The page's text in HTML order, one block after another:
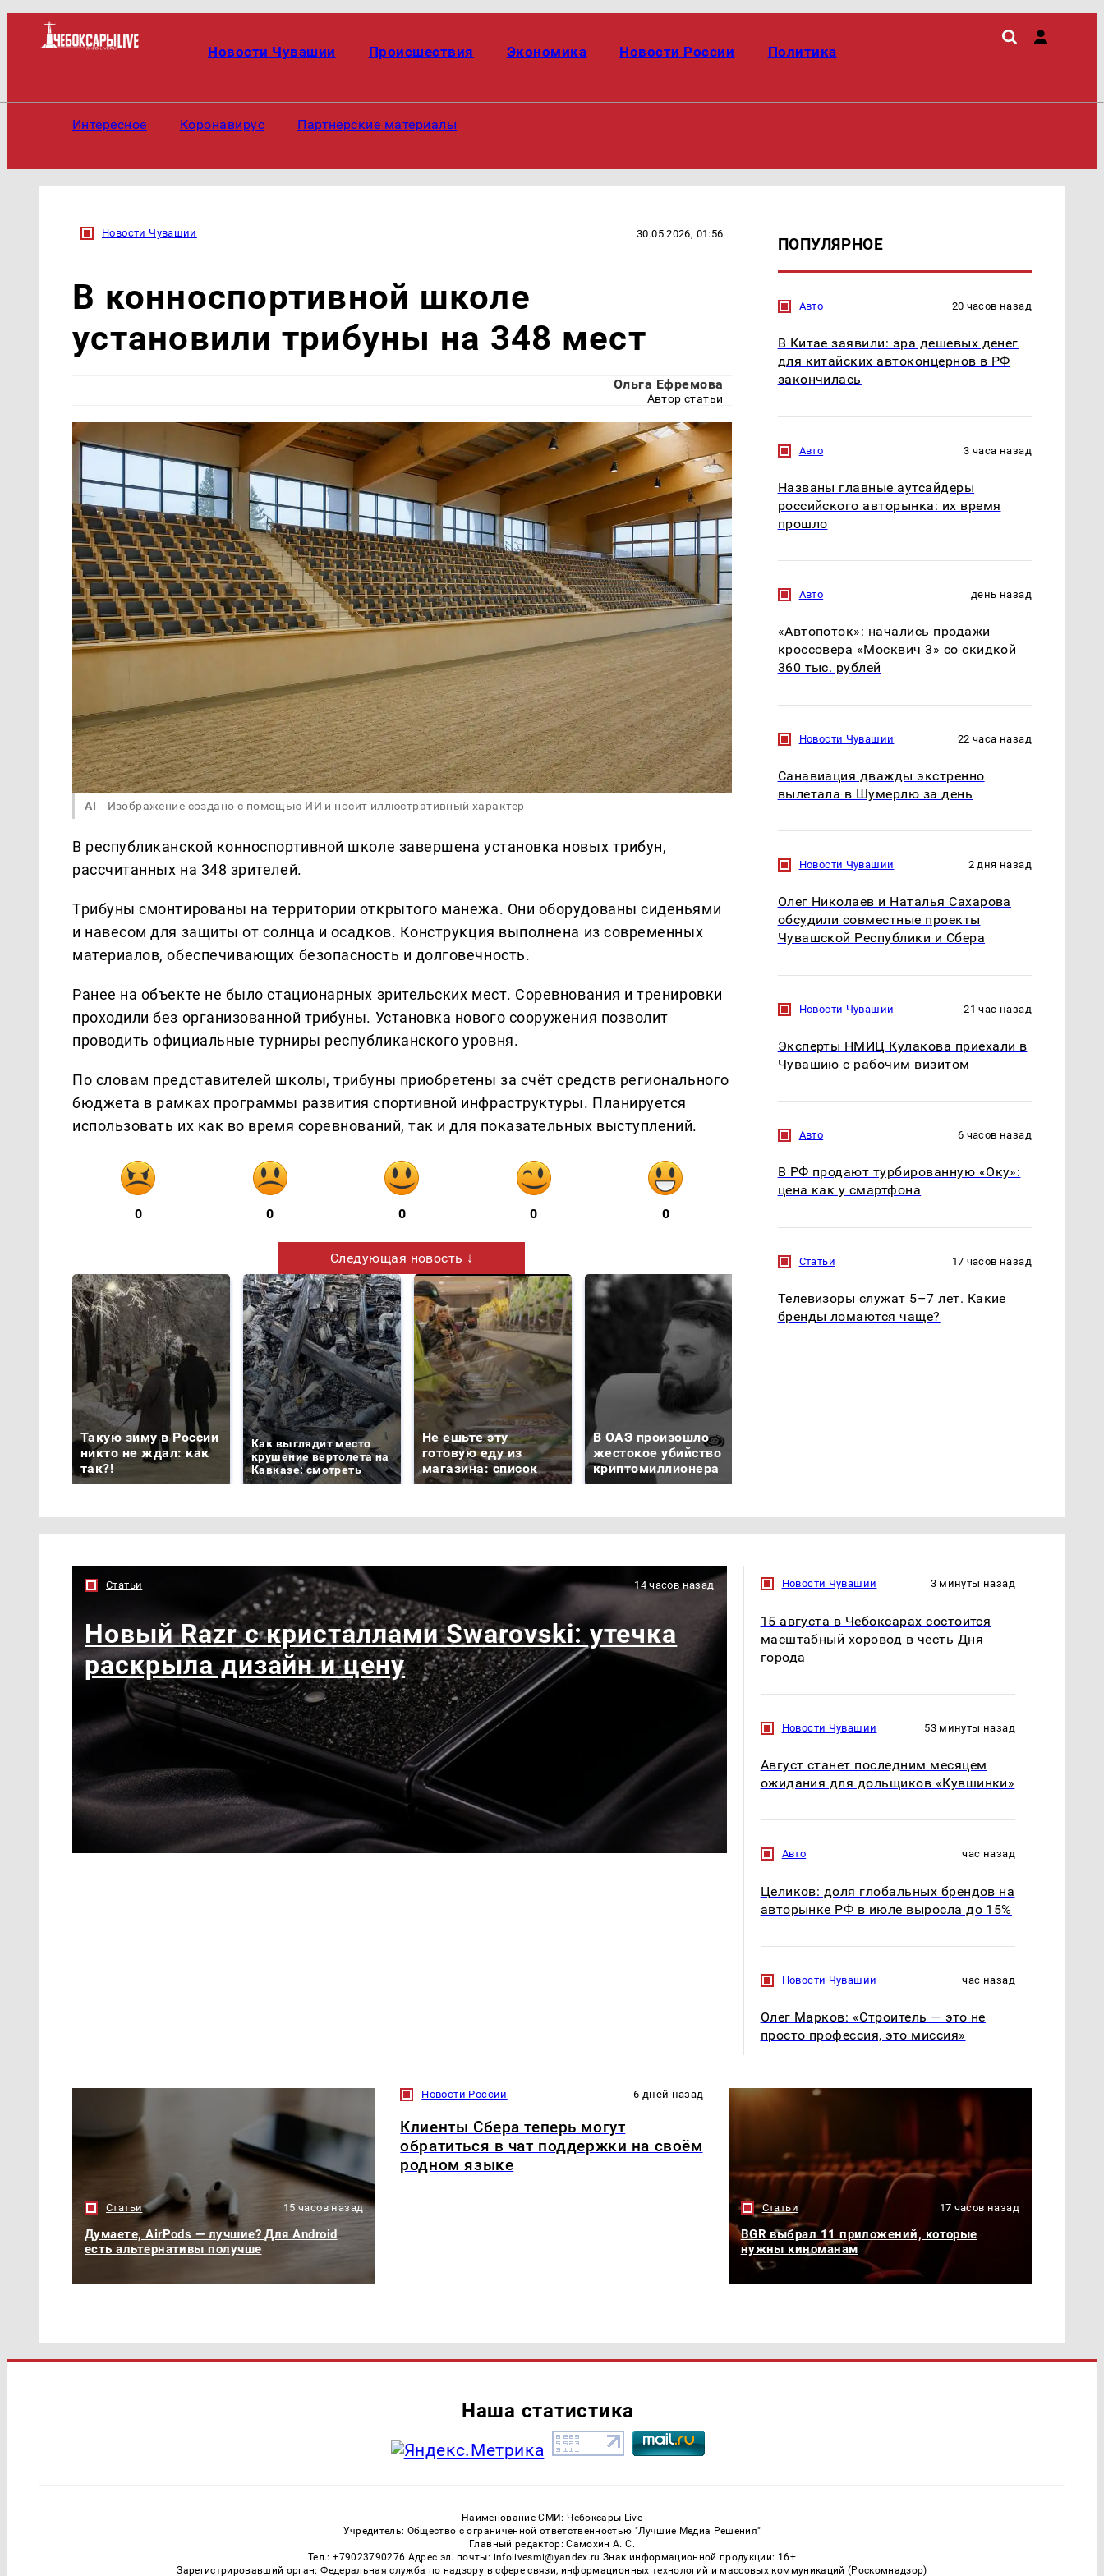
Новости Чувашии Происшествия Экономика Новости России Политика
Интересное Коронавирус Партнерские материалы
Новости Чувашии 30.05.2026, 01:56
В конноспортивной школе
установили трибуны на 348 мест
Ольга Ефремова
Автор статьи
AI Изображение создано с помощью ИИ и носит иллюстративный характер
В республиканской конноспортивной школе завершена установка новых трибун,
рассчитанных на 348 зрителей.
Трибуны смонтированы на территории открытого манежа. Они оборудованы сиденьями
и навесом для защиты от солнца и осадков. Конструкция выполнена из современных
материалов, обеспечивающих безопасность и долговечность.
Ранее на объекте не было стационарных зрительских мест. Соревнования и тренировки
проходили без организованной трибуны. Установка нового сооружения позволит
проводить официальные турниры республиканского уровня.
По словам представителей школы, трибуны приобретены за счёт средств регионального
бюджета в рамках программы развития спортивной инфраструктуры. Планируется
использовать их как во время соревнований, так и для показательных выступлений.
0 0 0 0 0
Следующая новость ↓
Такую зиму в России
никто не ждал: как
так?!
Как выглядит место
крушение вертолета на
Кавказе: смотреть
Не ешьте эту
готовую еду из
магазина: список
В ОАЭ произошло
жестокое убийство
криптомиллионера
ПОПУЛЯРНОЕ
Авто 20 часов назад
В Китае заявили: эра дешевых денег
для китайских автоконцернов в РФ
закончилась
Авто 3 часа назад
Названы главные аутсайдеры
российского авторынка: их время
прошло
Авто день назад
«Автопоток»: начались продажи
кроссовера «Москвич 3» со скидкой
360 тыс. рублей
Новости Чувашии 22 часа назад
Санавиация дважды экстренно
вылетала в Шумерлю за день
Новости Чувашии 2 дня назад
Олег Николаев и Наталья Сахарова
обсудили совместные проекты
Чувашской Республики и Сбера
Новости Чувашии 21 час назад
Эксперты НМИЦ Кулакова приехали в
Чувашию с рабочим визитом
Авто 6 часов назад
В РФ продают турбированную «Оку»:
цена как у смартфона
Статьи 17 часов назад
Телевизоры служат 5–7 лет. Какие
бренды ломаются чаще?
Статьи 14 часов назад
Новый Razr с кристаллами Swarovski: утечка
раскрыла дизайн и цену
Новости Чувашии 3 минуты назад
15 августа в Чебоксарах состоится
масштабный хоровод в честь Дня
города
Новости Чувашии 53 минуты назад
Август станет последним месяцем
ожидания для дольщиков «Кувшинки»
Авто час назад
Целиков: доля глобальных брендов на
авторынке РФ в июле выросла до 15%
Новости Чувашии час назад
Олег Марков: «Строитель — это не
просто профессия, это миссия»
Статьи 15 часов назад
Думаете, AirPods — лучшие? Для Android
есть альтернативы получше
Новости России 6 дней назад
Клиенты Сбера теперь могут
обратиться в чат поддержки на своём
родном языке
Статьи 17 часов назад
BGR выбрал 11 приложений, которые
нужны киноманам
Наша статистика
Наименование СМИ: Чебоксары Live
Учредитель: Общество с ограниченной ответственностью "Лучшие Медиа Решения"
Главный редактор: Самохин А. С.
Тел.: +79023790276 Адрес эл. почты: infolivesmi@yandex.ru Знак информационной продукции: 16+
Зарегистрировавший орган: Федеральная служба по надзору в сфере связи, информационных технологий и массовых коммуникаций (Роскомнадзор)